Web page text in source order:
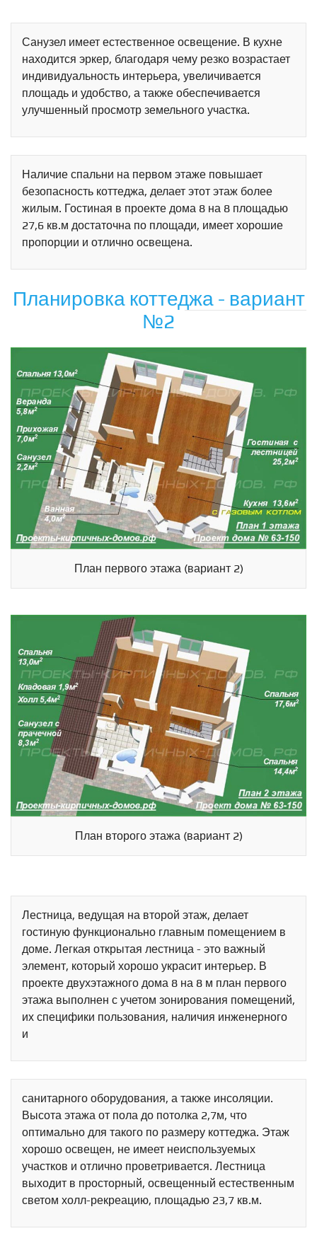
Санузел имеет естественное освещение. В кухне
находится эркер, благодаря чему резко возрастает
индивидуальность интерьера, увеличивается
площадь и удобство, а также обеспечивается
улучшенный просмотр земельного участка.
Наличие спальни на первом этаже повышает
безопасность коттеджа, делает этот этаж более
жилым. Гостиная в проекте дома 8 на 8 площадью
27,6 кв.м достаточна по площади, имеет хорошие
пропорции и отлично освещена.
Планировка коттеджа - вариант
№2
План первого этажа (вариант 2)
План второго этажа (вариант 2)
Лестница, ведущая на второй этаж, делает
гостиную функционально главным помещением в
доме. Легкая открытая лестница - это важный
элемент, который хорошо украсит интерьер. В
проекте двухэтажного дома 8 на 8 м план первого
этажа выполнен с учетом зонирования помещений,
их специфики пользования, наличия инженерного
и
санитарного оборудования, а также инсоляции.
Высота этажа от пола до потолка 2,7м, что
оптимально для такого по размеру коттеджа. Этаж
хорошо освещен, не имеет неиспользуемых
участков и отлично проветривается. Лестница
выходит в просторный, освещенный естественным
светом холл-рекреацию, площадью 23,7 кв.м.